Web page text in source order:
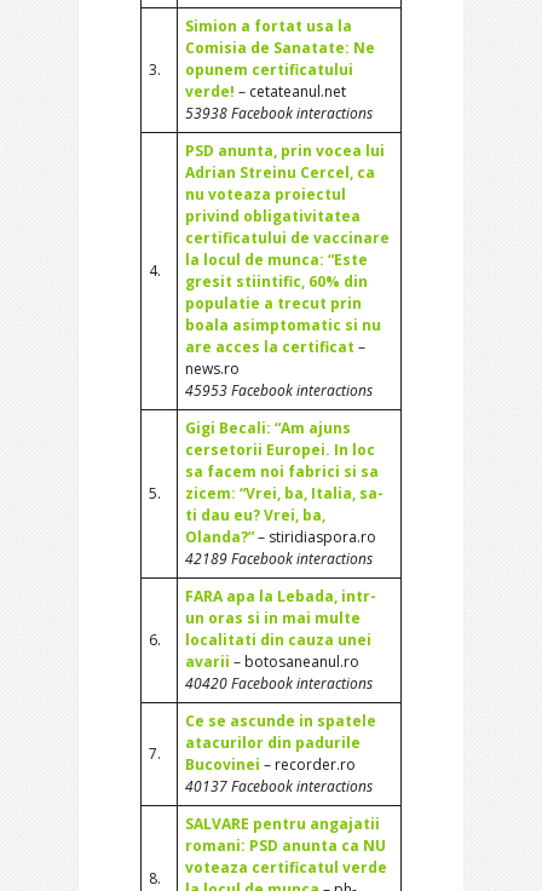
3.
Simion a fortat usa la
Comisia de Sanatate: Ne
opunem certificatului
verde! – cetateanul.net
53938 Facebook interactions
4.
PSD anunta, prin vocea lui
Adrian Streinu Cercel, ca
nu voteaza proiectul
privind obligativitatea
certificatului de vaccinare
la locul de munca: “Este
gresit stiintific, 60% din
populatie a trecut prin
boala asimptomatic si nu
are acces la certificat –
news.ro
45953 Facebook interactions
5.
Gigi Becali: “Am ajuns
cersetorii Europei. In loc
sa facem noi fabrici si sa
zicem: “Vrei, ba, Italia, sa-
ti dau eu? Vrei, ba,
Olanda?”– stiridiaspora.ro
42189 Facebook interactions
6.
FARA apa la Lebada, intr-
un oras si in mai multe
localitati din cauza unei
avarii – botosaneanul.ro
40420 Facebook interactions
7.
Ce se ascunde in spatele
atacurilor din padurile
Bucovinei – recorder.ro
40137 Facebook interactions
8.
SALVARE pentru angajatii
romani: PSD anunta ca NU
voteaza certificatul verde